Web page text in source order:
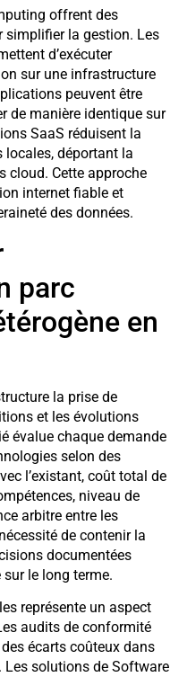
offrent des
simplifier la gestion. Les
d’exécuter
sur une infrastructure
peuvent être
de manière identique sur
SaaS réduisent la
déportant la
cloud. Cette approche
internet fiable et
des données.
parc
en
la prise de
et les évolutions
évalue chaque demande
selon des
l’existant, coût total de
niveau de
arbitre entre les
de contenir la
documentées
le long terme.
représente un aspect
audits de conformité
écarts coûteux dans
Les solutions de Software